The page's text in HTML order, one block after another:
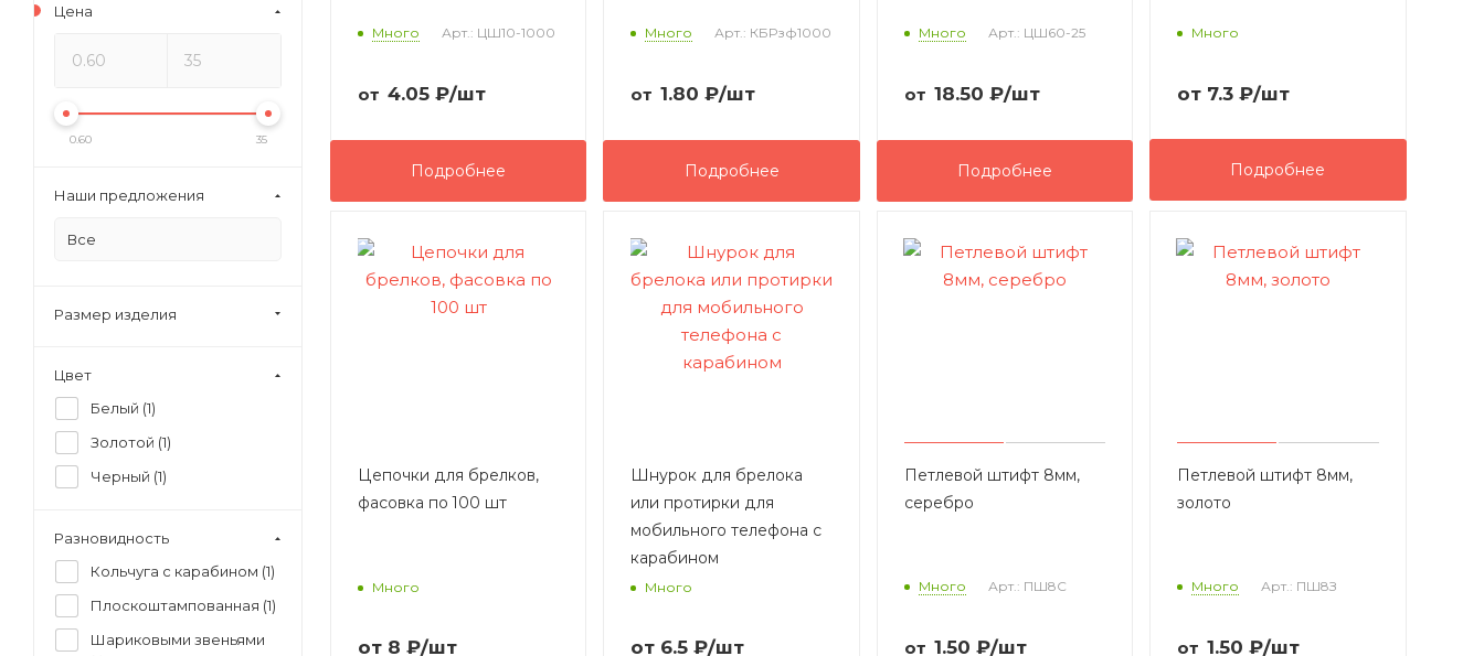
Много Арт.: ЦШ10-1000
от 4.05 ₽/шт
Подробнее
Много Арт.: КБРзф1000
от 1.80 ₽/шт
Подробнее
Много Арт.: ЦШ60-25
от 18.50 ₽/шт
Подробнее
Много
от 7.3 ₽/шт
Подробнее
Цепочки для брелков,
фасовка по 100 шт
Много
от 8 ₽/шт
Шнурок для брелока
или протирки для
мобильного телефона с
карабином
Много
от 6.5 ₽/шт
Петлевой штифт 8мм,
серебро
Много Арт.: ПШ8С
от 1.50 ₽/шт
Петлевой штифт 8мм,
золото
Много Арт.: ПШ8З
от 1.50 ₽/шт
Цена
0.60 35
Наши предложения
Все
Размер изделия
Цвет
Белый (1)
Золотой (1)
Черный (1)
Разновидность
Кольчуга с карабином (1)
Плоскоштампованная (1)
Шариковыми звеньями